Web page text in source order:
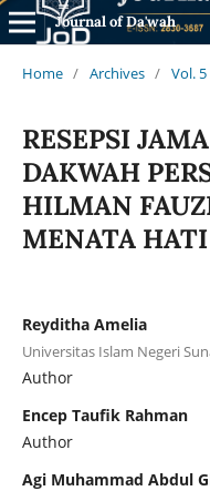
Journal of Da'wah
Home / Archives / Vol. 5
RESEPSI
DAKWAH
HILMAN
MENATA HATI
Reyditha Amelia
Universitas Islam Negeri
Author
Encep Taufik Rahman
Author
Agi Muhammad Abdul